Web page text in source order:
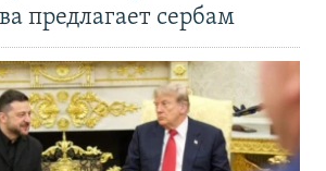
предлагает сербам